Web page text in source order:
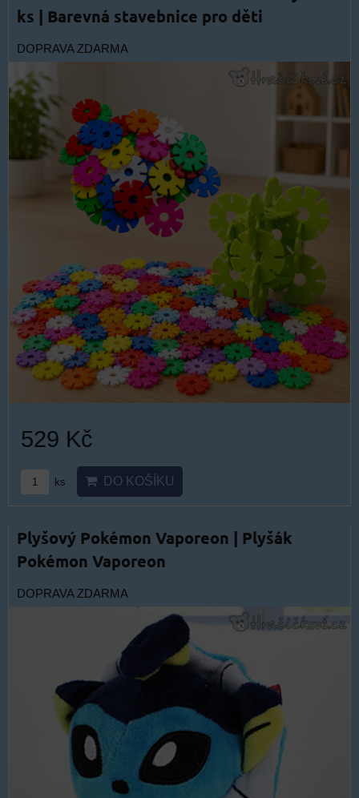
ks | Barevná stavebnice pro děti
DOPRAVA ZDARMA
529 Kč
ks DO KOŠÍKU
Plyšový Pokémon Vaporeon | Plyšák
Pokémon Vaporeon
DOPRAVA ZDARMA